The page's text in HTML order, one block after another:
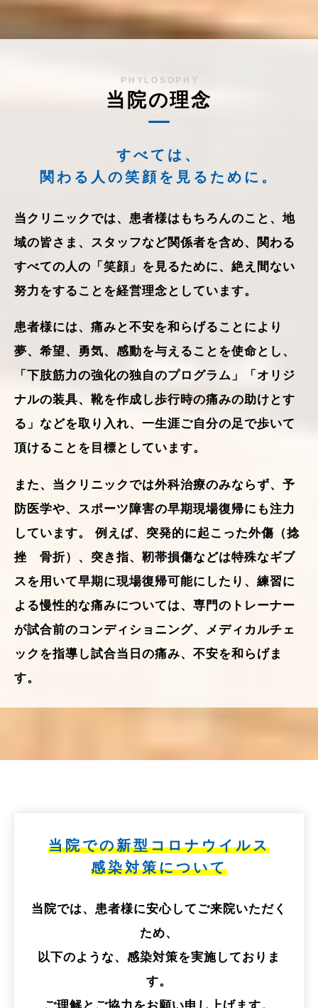
PHYLOSOPHY
当院の理念
すべては、
関わる人の笑顔を見るために。
当クリニックでは、患者様はもちろんのこと、地
域の皆さま、スタッフなど関係者を含め、関わる
すべての人の「笑顔」を見るために、絶え間ない
努力をすることを経営理念としています。
患者様には、痛みと不安を和らげることにより
夢、希望、勇気、感動を与えることを使命とし、
「下肢筋力の強化の独自のプログラム」「オリジ
ナルの装具、靴を作成し歩行時の痛みの助けとす
る」などを取り入れ、一生涯ご自分の足で歩いて
頂けることを目標としています。
また、当クリニックでは外科治療のみならず、予
防医学や、スポーツ障害の早期現場復帰にも注力
しています。 例えば、突発的に起こった外傷（捻
挫 骨折）、突き指、靭帯損傷などは特殊なギブ
スを用いて早期に現場復帰可能にしたり、練習に
よる慢性的な痛みについては、専門のトレーナー
が試合前のコンディショニング、メディカルチェ
ックを指導し試合当日の痛み、不安を和らげま
す。
当院での新型コロナウイルス
感染対策について
当院では、患者様に安心してご来院いただく
ため、
以下のような、感染対策を実施しておりま
す。
ご理解とご協力をお願い申し上げます。